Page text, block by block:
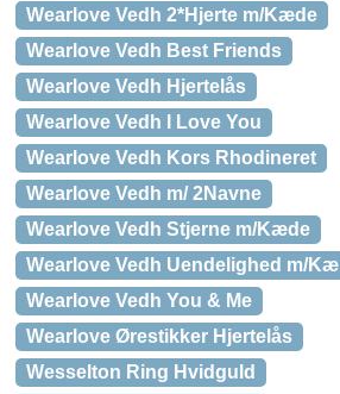
Wearlove Vedh 2*Hjerte m/Kæde
Wearlove Vedh Best Friends
Wearlove Vedh Hjertelås
Wearlove Vedh I Love You
Wearlove Vedh Kors Rhodineret
Wearlove Vedh m/ 2Navne
Wearlove Vedh Stjerne m/Kæde
Wearlove Vedh Uendelighed m/Kæ
Wearlove Vedh You & Me
Wearlove Ørestikker Hjertelås
Wesselton Ring Hvidguld